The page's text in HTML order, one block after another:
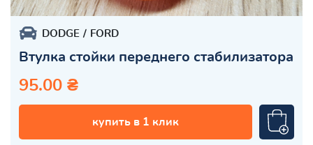
DODGE FORD
Втулка стойки переднего стабилизатора
95.00 ₴
купить в 1 клик